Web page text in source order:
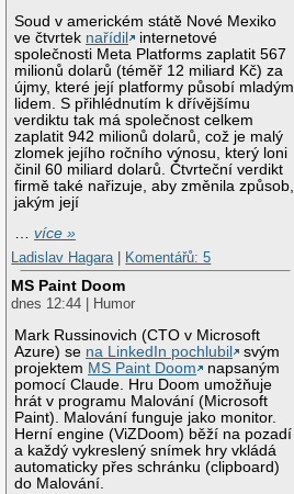
Soud v americkém státě Nové Mexiko
ve čtvrtek nařídil
internetové
společnosti Meta Platforms zaplatit 567
milionů dolarů (téměř 12 miliard Kč) za
újmy, které její platformy působí mladým
lidem. S přihlédnutím k dřívějšímu
verdiktu tak má společnost celkem
zaplatit 942 milionů dolarů, což je malý
zlomek jejího ročního výnosu, který loni
činil 60 miliard dolarů. Čtvrteční verdikt
firmě také nařizuje, aby změnila způsob,
jakým její
…více »
Ladislav Hagara
Komentářů: 5
MS Paint Doom
dnes 12:44 | Humor
Mark Russinovich (CTO v Microsoft
Azure) se na LinkedIn pochlubil
svým
projektem MS Paint Doom
napsaným
pomocí Claude. Hru Doom umožňuje
hrát v programu Malování (Microsoft
Paint). Malování funguje jako monitor.
Herní engine (ViZDoom) běží na pozadí
a každý vykreslený snímek hry vkládá
automaticky přes schránku (clipboard)
do Malování.